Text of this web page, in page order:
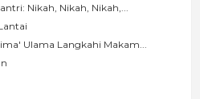
Nikah, Nikah, Nikah,...
Ulama Langkahi Makam...